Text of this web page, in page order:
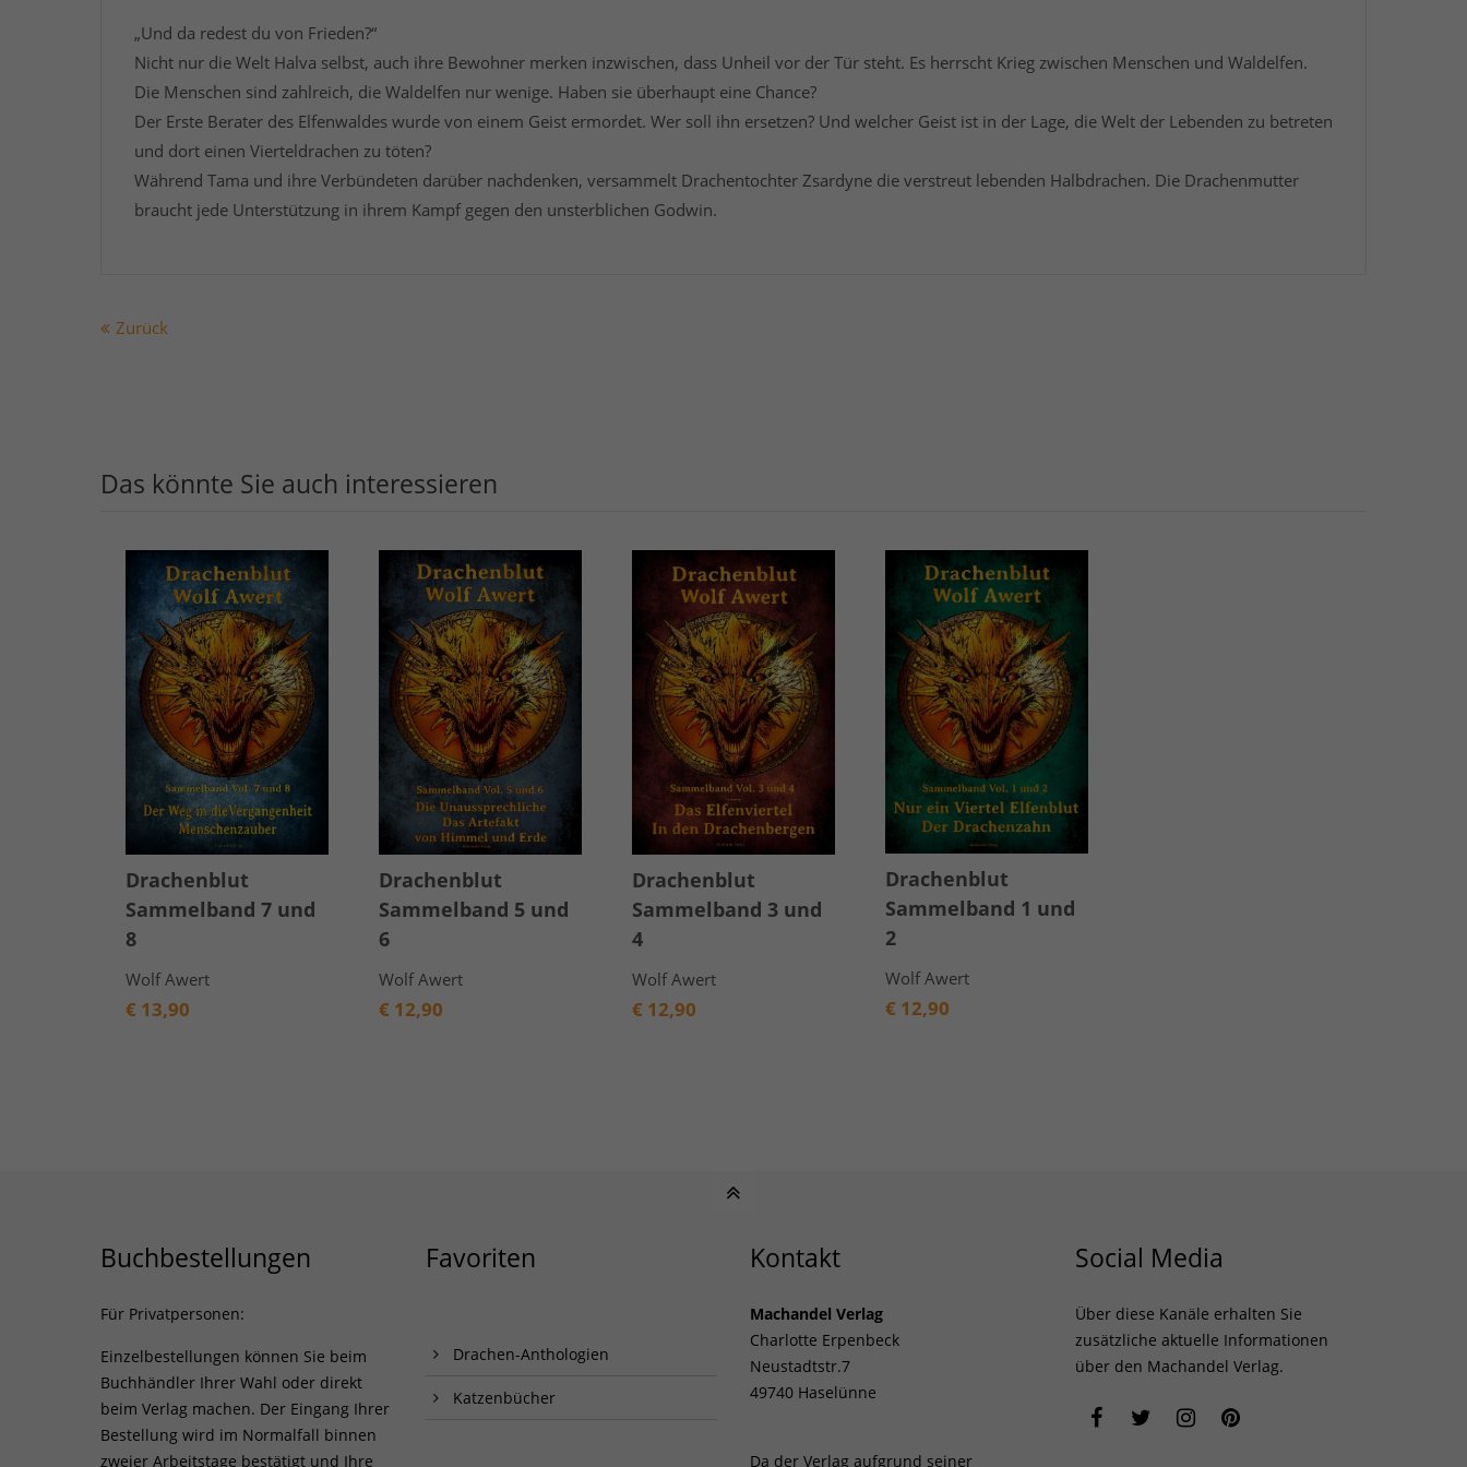
„Und da redest du von Frieden?“
Nicht nur die Welt Halva selbst, auch ihre Bewohner merken inzwischen, dass Unheil vor der Tür steht. Es herrscht Krieg zwischen Menschen und Waldelfen.
Die Menschen sind zahlreich, die Waldelfen nur wenige. Haben sie überhaupt eine Chance?
Der Erste Berater des Elfenwaldes wurde von einem Geist ermordet. Wer soll ihn ersetzen? Und welcher Geist ist in der Lage, die Welt der Lebenden zu betreten
und dort einen Vierteldrachen zu töten?
Während Tama und ihre Verbündeten darüber nachdenken, versammelt Drachentochter Zsardyne die verstreut lebenden Halbdrachen. Die Drachenmutter
braucht jede Unterstützung in ihrem Kampf gegen den unsterblichen Godwin.
Zurück
Das könnte Sie auch interessieren
Drachenblut
Sammelband 7 und
8
Wolf Awert
€ 13,90
Drachenblut
Sammelband 5 und
6
Wolf Awert
€ 12,90
Drachenblut
Sammelband 3 und
4
Wolf Awert
€ 12,90
Drachenblut
Sammelband 1 und
2
Wolf Awert
€ 12,90
Buchbestellungen
Für Privatpersonen:
Einzelbestellungen können Sie beim
Buchhändler Ihrer Wahl oder direkt
beim Verlag machen. Der Eingang Ihrer
Bestellung wird im Normalfall binnen
zweier Arbeitstage bestätigt und Ihre
Favoriten
Drachen-Anthologien
Katzenbücher
Kontakt
Machandel Verlag
Charlotte Erpenbeck
Neustadtstr.7
49740 Haselünne
Da der Verlag aufgrund seiner
Social Media
Über diese Kanäle erhalten Sie
zusätzliche aktuelle Informationen
über den Machandel Verlag.